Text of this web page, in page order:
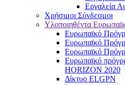
Εργαλεία
Χρήσιμοι Σύνδεσμοι
Υλοποιηθέντα
Ευρωπαϊκό
Ευρωπαϊκό
Ευρωπαϊκό
Ευρωπαϊκό
HORIZON 2020
Δίκτυο ELGPN